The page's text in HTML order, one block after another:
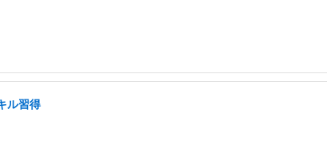
ル習得